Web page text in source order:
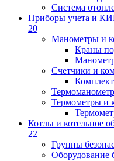
Система
Приборы учета и
20
Манометры и
Краны
Счетчики и
Термометры и
Котлы и котельное
22
Группы
Оборудование